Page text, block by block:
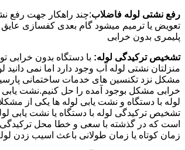
رفع نشتی لوله فاضلاب:چند راهکار جهت رفع
تعویض یا ترمیم میشود گام بعدی کفسازی
پلیمری بدون خرابی
تشخیص ترکیدگی لوله: با دستگاه بدون خرابی
منزلتان نشتی لوله آب وجود دارد اما نمی
مشکل نزد تکنسین های خدمات ساختمانی
خرابی مشکل بوجود آمده را حل کنیم.نشت
لوله با دستگاه و نشت یابی لوله ها یکی از
تشخیص ترکیدگی لوله با دستگاه یا نشت یابی
است که در گذشته با سعی و خطا محل
زمان کوتاه یا زمان طولانی باعث اسیب زدن